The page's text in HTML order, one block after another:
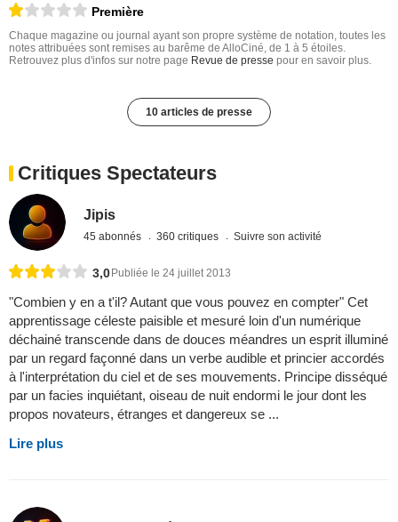
Première
Chaque magazine ou journal ayant son propre système de notation, toutes les
notes attribuées sont remises au barême de AlloCiné, de 1 à 5 étoiles.
Retrouvez plus d'infos sur notre page Revue de presse pour en savoir plus.
10 articles de presse
Critiques Spectateurs
Jipis
45 abonnés 360 critiques Suivre son activité
3,0 Publiée le 24 juillet 2013
"Combien y en a t'il? Autant que vous pouvez en compter" Cet
apprentissage céleste paisible et mesuré loin d'un numérique
déchainé transcende dans de douces méandres un esprit illuminé
par un regard façonné dans un verbe audible et princier accordés
à l'interprétation du ciel et de ses mouvements. Principe disséqué
par un facies inquiétant, oiseau de nuit endormi le jour dont les
propos novateurs, étranges et dangereux se ...
Lire plus